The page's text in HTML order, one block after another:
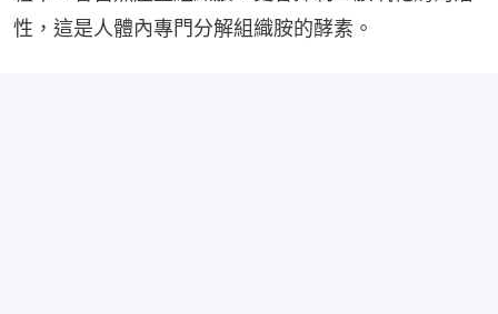
性，這是人體內專門分解組織胺的酵素。